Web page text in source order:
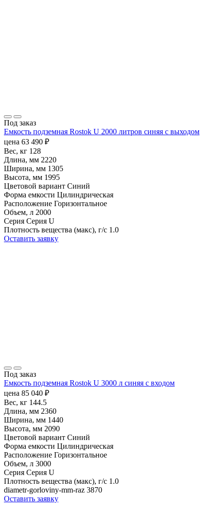
Под заказ
Емкость подземная Rostok U 2000 литров синяя с выходом
цена 63 490 ₽
Вес, кг 128
Длина, мм 2220
Ширина, мм 1305
Высота, мм 1995
Цветовой вариант Синий
Форма емкости Цилиндрическая
Расположение Горизонтальное
Объем, л 2000
Серия Серия U
Плотность вещества (макс), г/с 1.0
Оставить заявку
Под заказ
Емкость подземная Rostok U 3000 л синяя с входом
цена 85 040 ₽
Вес, кг 144.5
Длина, мм 2360
Ширина, мм 1440
Высота, мм 2090
Цветовой вариант Синий
Форма емкости Цилиндрическая
Расположение Горизонтальное
Объем, л 3000
Серия Серия U
Плотность вещества (макс), г/с 1.0
diametr-gorloviny-mm-raz 3870
Оставить заявку